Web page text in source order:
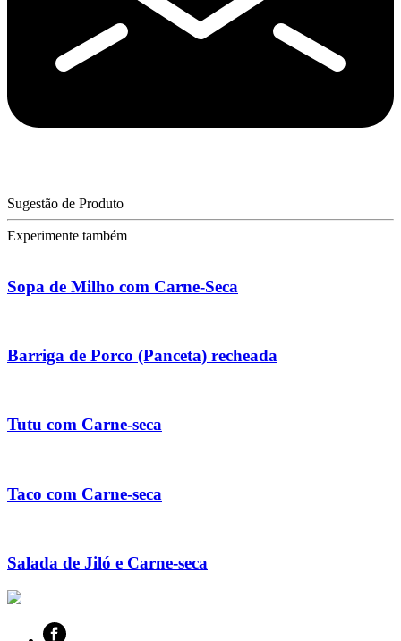
Sugestão de Produto
Experimente também
Sopa de Milho com Carne-Seca
Barriga de Porco (Panceta) recheada
Tutu com Carne-seca
Taco com Carne-seca
Salada de Jiló e Carne-seca